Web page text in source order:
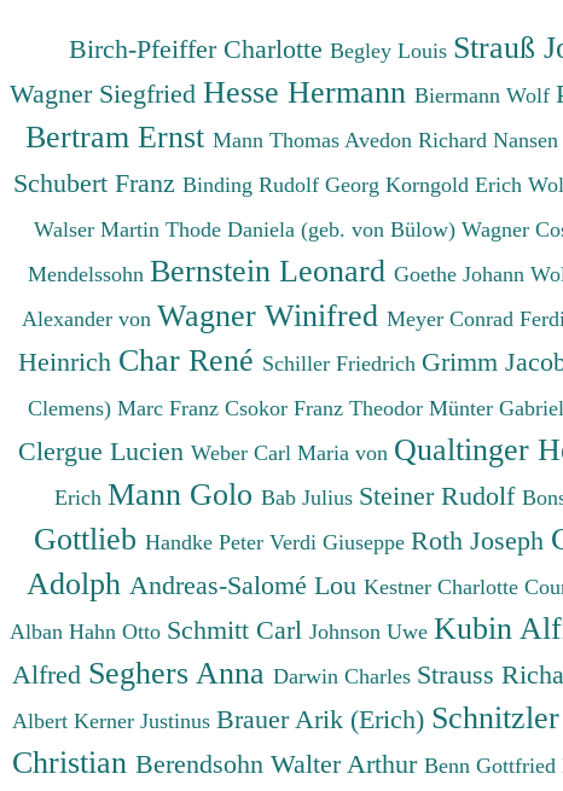
Birch-Pfeiffer CharlotteBegley Louis Strauß
Wagner Siegfried Hesse Hermann Biermann Wolf
Bertram Ernst Mann Thomas Avedon Richard
Schubert Franz Binding Rudolf Georg Korngold Erich
Walser Martin Thode Daniela (geb. von Bülow) Wagner
Mendelssohn Bernstein Leonard Goethe Johann
Alexander von Wagner Winifred Meyer Conrad
Heinrich Char René Schiller Friedrich Grimm
Clemens) Marc Franz Csokor Franz Theodor Münter
Clergue Lucien Weber Carl Maria von Qualtinger
Erich Mann Golo Bab Julius Steiner Rudolf
Gottlieb Handke Peter Verdi Giuseppe Roth Joseph
Adolph Andreas-Salomé Lou Kestner Charlotte
Alban Hahn Otto Schmitt Carl Johnson Uwe Kubin
Alfred Seghers Anna Darwin Charles Strauss
Albert Kerner Justinus Brauer Arik (Erich)
Christian Berendsohn Walter Arthur Benn Gottfried